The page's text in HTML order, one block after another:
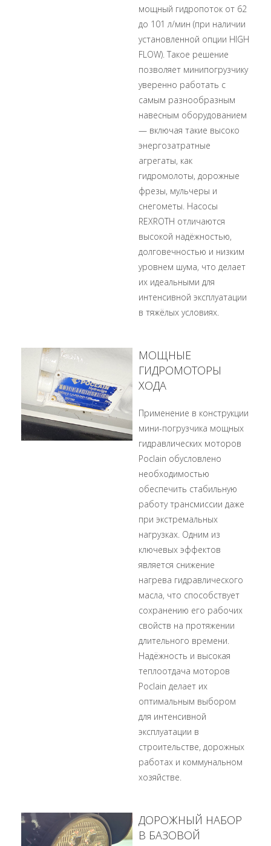
мощный гидропоток от 62
до 101 л/мин (при наличии
установленной опции HIGH
FLOW). Такое решение
позволяет минипогрузчику
уверенно работать с
самым разнообразным
навесным оборудованием
— включая такие высоко
энергозатратные
агрегаты, как
гидромолоты, дорожные
фрезы, мульчеры и
снегометы. Насосы
REXROTH отличаются
высокой надёжностью,
долговечностью и низким
уровнем шума, что делает
их идеальными для
интенсивной эксплуатации
в тяжёлых условиях.
МОЩНЫЕ
ГИДРОМОТОРЫ
ХОДА
Применение в конструкции
мини-погрузчика мощных
гидравлических моторов
Poclain обусловлено
необходимостью
обеспечить стабильную
работу трансмиссии даже
при экстремальных
нагрузках. Одним из
ключевых эффектов
является снижение
нагрева гидравлического
масла, что способствует
сохранению его рабочих
свойств на протяжении
длительного времени.
Надёжность и высокая
теплоотдача моторов
Poclain делает их
оптимальным выбором
для интенсивной
эксплуатации в
строительстве, дорожных
работах и коммунальном
хозяйстве.
ДОРОЖНЫЙ НАБОР
В БАЗОВОЙ